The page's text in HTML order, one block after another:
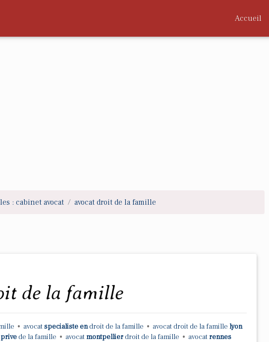
Accueil
: cabinet avocat avocat droit de la famille
de la famille
• avocatspecialiste endroitde la famille • avocat droitde la famille lyon
de la famille • avocatmontpellierdroitde la famille • avocatrennes